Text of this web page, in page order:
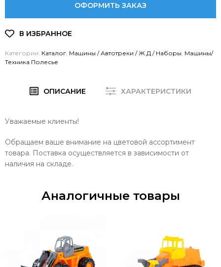
ОФОРМИТЬ ЗАКАЗ
Категории: Каталог Машины / Автотреки / Ж.Д / Наборы Машины/
Техника Полесье
ОПИСАНИЕ ХАРАКТЕРИСТИКИ
Уважаемые клиенты!
Обращаем ваше внимание на цветовой ассортимент
товара. Поставка осуществляется в зависимости от
наличия на складе.
Аналогичные товары